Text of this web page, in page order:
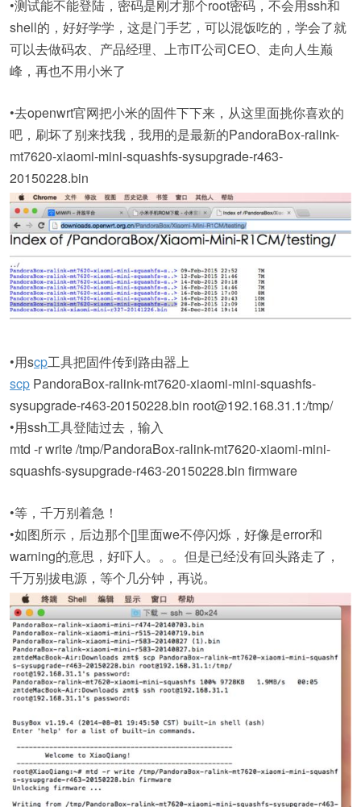
•测试能不能登陆，密码是刚才那个root密码，不会用ssh和
shell的，好好学学，这是门手艺，可以混饭吃的，学会了就
可以去做码农、产品经理、上市IT公司CEO、走向人生巅
峰，再也不用小米了
•去openwrt官网把小米的固件下下来，从这里面挑你喜欢的
吧，刷坏了别来找我，我用的是最新的PandoraBox-ralink-
mt7620-xiaomi-mini-squashfs-sysupgrade-r463-
20150228.bin
•用scp工具把固件传到路由器上
scp PandoraBox-ralink-mt7620-xiaomi-mini-squashfs-
sysupgrade-r463-20150228.bin root@192.168.31.1:/tmp/
•用ssh工具登陆过去，输入
mtd -r write /tmp/PandoraBox-ralink-mt7620-xiaomi-mini-
squashfs-sysupgrade-r463-20150228.bin firmware
•等，千万别着急！
•如图所示，后边那个[]里面we不停闪烁，好像是error和
warning的意思，好吓人。。。但是已经没有回头路走了，
千万别拔电源，等个几分钟，再说。